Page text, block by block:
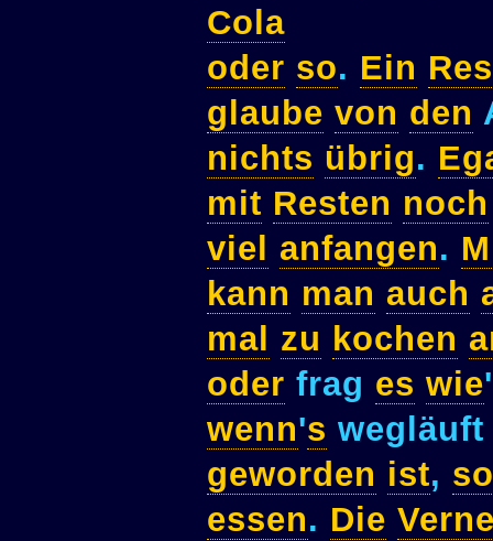
Cola
oder so. Ein
glaube von den
nichts übrig.
mit Resten noch
viel
anfangen.
kann man auch
mal zu kochen
oder frag es wie'
wenn's
geworden ist,
essen. Die